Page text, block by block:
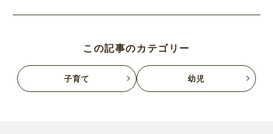
この記事のカテゴリー
子育て 幼児